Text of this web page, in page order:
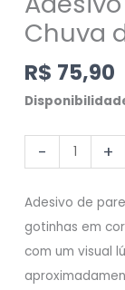
Chuva
R$ 75,90
- +
Adesivo de
gotinhas em
com um visual